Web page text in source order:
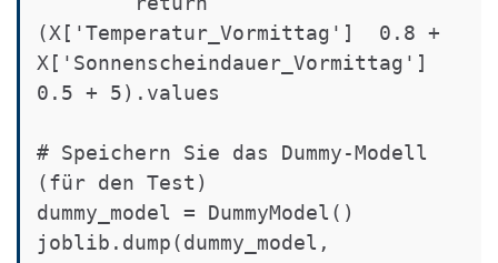
(X['Temperatur_Vormittag']  0.8 +
X['Sonnenscheindauer_Vormittag']
0.5 + 5).values
# Speichern Sie das Dummy-Modell
(für den Test)
dummy_model = DummyModel()
joblib.dump(dummy_model,